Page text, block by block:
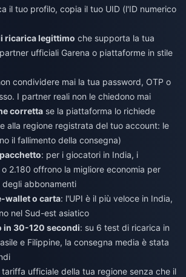
il tuo profilo, copia il tuo UID (l'ID numerico
ricarica legittimo che supporta la tua
ufficiali Garena o piattaforme in stile
condividere mai la tua password, OTP o
I partner reali non le chiedono mai
corretta se la piattaforma lo richiede
alla regione registrata del tuo account: le
il fallimento della consegna)
: per i giocatori in India, i
2.180 offrono la migliore economia per
abbonamenti
wallet o carta: l'UPI è il più veloce in India,
nel Sud-est asiatico
in 30-120 secondi: su 6 test di ricarica in
e Filippine, la consegna media è stata
ufficiale della tua regione senza che il